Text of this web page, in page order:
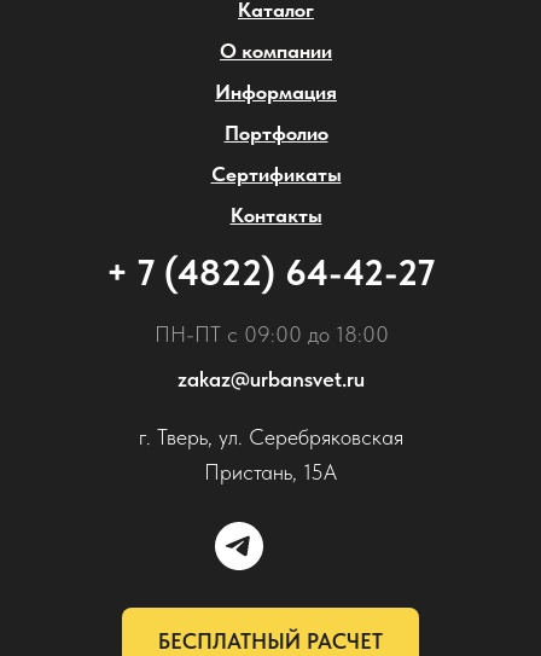
Каталог
О компании
Информация
Портфолио
Сертификаты
Контакты
ПН-ПТ с 09:00 до 18:00
г. Тверь, ул. Серебряковская
Пристань, 15А
БЕСПЛАТНЫЙ РАСЧЕТ
+ 7 (4822) 64-42-27
zakaz@urbansvet.ru